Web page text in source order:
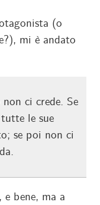
(o
mi è andato
ci crede. Se
le sue
se poi non ci
e bene, ma a